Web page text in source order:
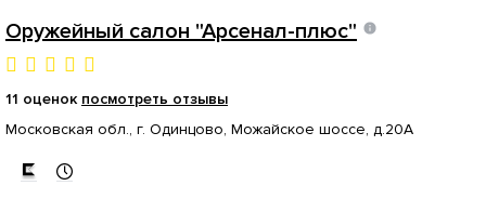
Оружейный салон "Арсенал-плюс"
11 оценок посмотреть отзывы
Московская обл., г. Одинцово, Можайское шоссе, д.20А